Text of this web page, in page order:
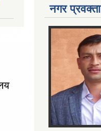
नगर प्रवक्ता